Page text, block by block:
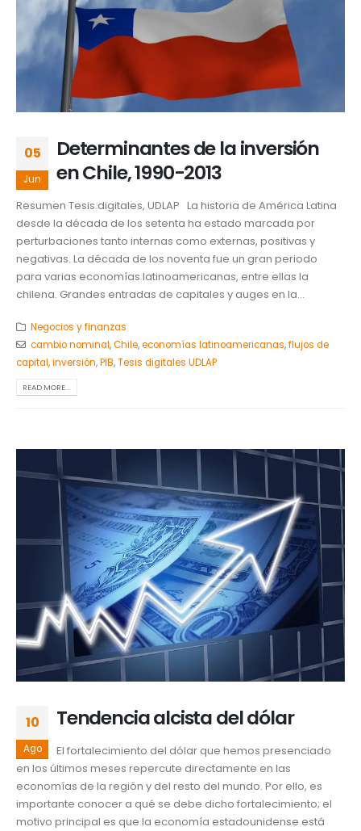
05
Jun
Determinantes de la inversión
en Chile, 1990-2013
Resumen Tesis digitales, UDLAP La historia de América Latina
desde la década de los setenta ha estado marcada por
perturbaciones tanto internas como externas, positivas y
negativas. La década de los noventa fue un gran periodo
para varias economías latinoamericanas, entre ellas la
chilena. Grandes entradas de capitales y auges en la...
Negocios y finanzas
cambio nominal,Chile,economías latinoamericanas,flujos de
capital,inversión,PIB,Tesis digitales UDLAP
READ MORE...
10
Ago
Tendencia alcista del dólar
El fortalecimiento del dólar que hemos presenciado
en los últimos meses repercute directamente en las
economías de la región y del resto del mundo. Por ello, es
importante conocer a qué se debe dicho fortalecimiento; el
motivo principal es que la economía estadounidense está